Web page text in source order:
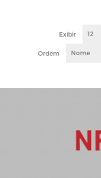
Exibir 12
Ordem Nome